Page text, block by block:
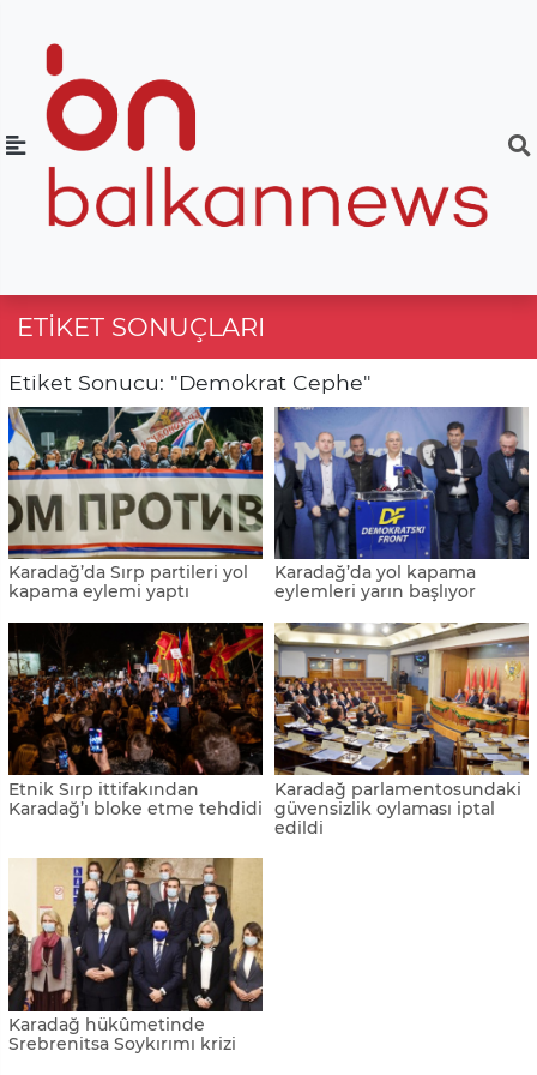
ETIKET SONUÇLARI
Etiket Sonucu: "Demokrat Cephe"
Karadağ’da Sırp partileri yol
kapama eylemi yaptı
Karadağ’da yol kapama
eylemleri yarın başlıyor
Etnik Sırp ittifakından
Karadağ’ı bloke etme tehdidi
Karadağ parlamentosundaki
güvensizlik oylaması iptal
edildi
Karadağ hükûmetinde
Srebrenitsa Soykırımı krizi